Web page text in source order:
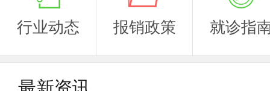
行业动态 报销政策 就诊指